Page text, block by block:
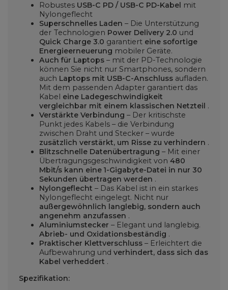
Robustes USB-C PD / USB-C PD-Kabel mit
Nylongeflecht
Superschnelles Laden – Die Unterstützung
der Technologien Power Delivery 2.0 und
Quick Charge 3.0 garantiert eine sofortige
Energieerneuerung mobiler Geräte.
Auch für Laptops – mit der PD-Technologie
können Sie nicht nur Smartphones, sondern
auch Laptops mit USB-C-Anschluss aufladen.
Mit dem passenden Adapter garantiert das
Kabel eine Ladegeschwindigkeit
vergleichbar mit einem klassischen Netzteil .
Verstärkte Verbindung – Der kritischste
Punkt jedes Kabels – die Verbindung
zwischen Draht und Stecker – wurde
zusätzlich verstärkt, um Risse zu verhindern .
Blitzschnelle Datenübertragung – Mit einer
Übertragungsgeschwindigkeit von 480
Mbit/s kann eine 1-Gigabyte-Datei in nur 30
Sekunden übertragen werden .
Nylongeflecht – Das Kabel ist in ein starkes
Nylongeflecht eingelegt. Nicht nur
außergewöhnlich langlebig, sondern auch
angenehm anzufassen .
Aluminiumstecker – Elegant und langlebig.
Abrieb- und Oxidationsbeständig .
Praktischer Klettverschluss – Erleichtert die
Aufbewahrung und verhindert, dass sich das
Kabel verheddert .
Spezifikation: